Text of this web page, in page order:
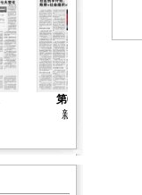
第04版
新闻